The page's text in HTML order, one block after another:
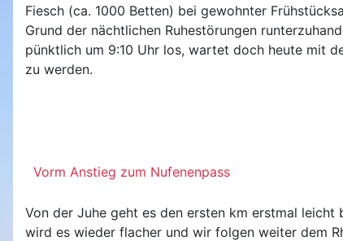
Fiesch (ca. 1000 Betten) bei gewohnter
Grund der nächtlichen Ruhestörungen
pünktlich um 9:10 Uhr los, wartet doch heute mit
zu werden.
Vorm Anstieg zum Nufenenpass
Von der Juhe geht es den ersten km erstmal
wird es wieder flacher und wir folgen weiter dem